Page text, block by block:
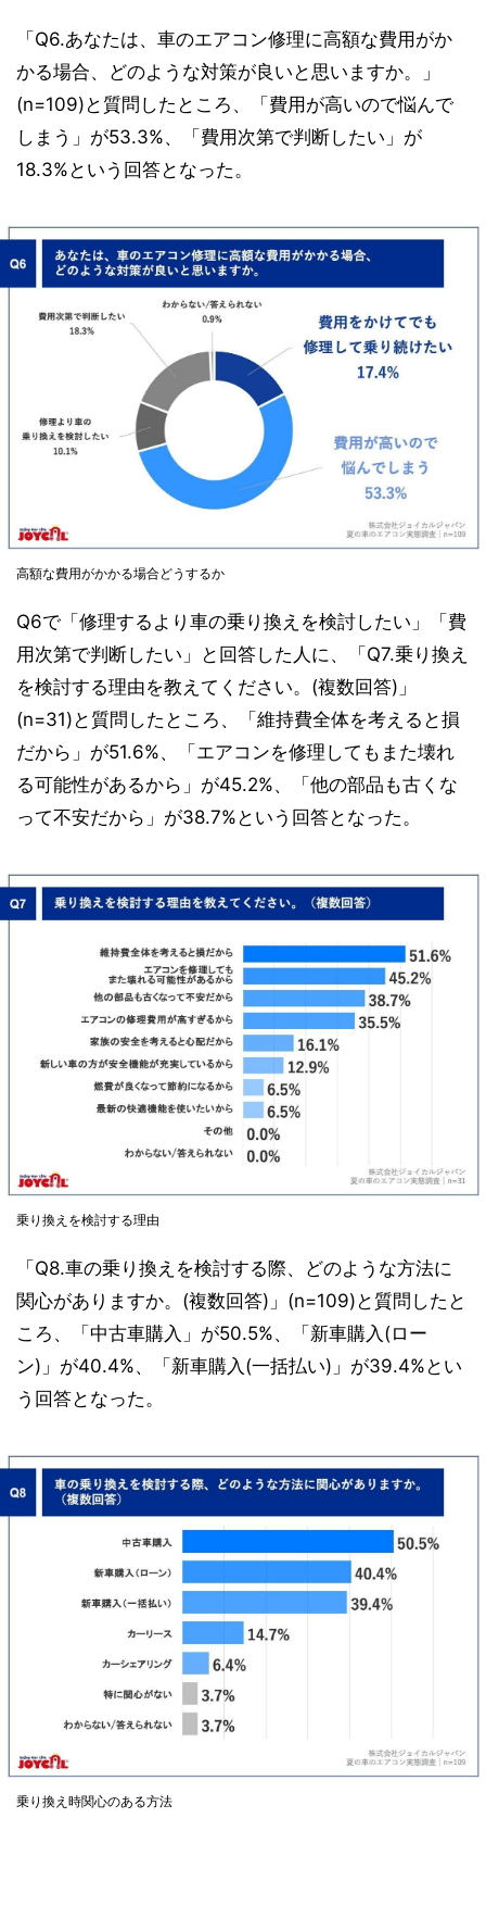
「Q6.あなたは、車のエアコン修理に高額な費用がか
かる場合、どのような対策が良いと思いますか。」
(n=109)と質問したところ、「費用が高いので悩んで
しまう」が53.3%、「費用次第で判断したい」が
18.3%という回答となった。
高額な費用がかかる場合どうするか
Q6で「修理するより車の乗り換えを検討したい」「費
用次第で判断したい」と回答した人に、「Q7.乗り換え
を検討する理由を教えてください。(複数回答)」
(n=31)と質問したところ、「維持費全体を考えると損
だから」が51.6%、「エアコンを修理してもまた壊れ
る可能性があるから」が45.2%、「他の部品も古くな
って不安だから」が38.7%という回答となった。
乗り換えを検討する理由
「Q8.車の乗り換えを検討する際、どのような方法に
関心がありますか。(複数回答)」(n=109)と質問したと
ころ、「中古車購入」が50.5%、「新車購入(ロー
ン)」が40.4%、「新車購入(一括払い)」が39.4%とい
う回答となった。
乗り換え時関心のある方法